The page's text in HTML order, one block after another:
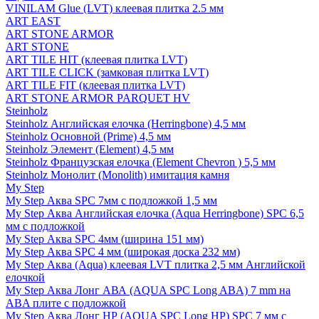
VINILAM Glue (LVT) клеевая плитка 2.5 мм
ART EAST
ART STONE ARMOR
ART STONE
ART TILE HIT (клеевая плитка LVT)
ART TILE CLICK (замковая плитка LVT)
ART TILE FIT (клеевая плитка LVT)
ART STONE ARMOR PARQUET HV
Steinholz
Steinholz Английская елочка (Herringbone) 4,5 мм
Steinholz Основной (Prime) 4,5 мм
Steinholz Элемент (Element) 4,5 мм
Steinholz Французская елочка (Element Chevron ) 5,5 мм
Steinholz Монолит (Monolith) имитация камня
My Step
My Step Аква SPC 7мм c подложкой 1,5 мм
My Step Аква Английская елочка (Aqua Herringbone) SPC 6,5
мм с подложкой
My Step Аква SPC 4мм (ширина 151 мм)
My Step Аква SPC 4 мм (широкая доска 232 мм)
My Step Аква (Aqua) клеевая LVT плитка 2,5 мм Английской
елочкой
My Step Аква Лонг АВА (AQUA SPC Long ABA) 7 mm на
ABA плите с подложкой
My Step Аква Лонг НР (AQUA SPC Long HP) SPC 7 мм с